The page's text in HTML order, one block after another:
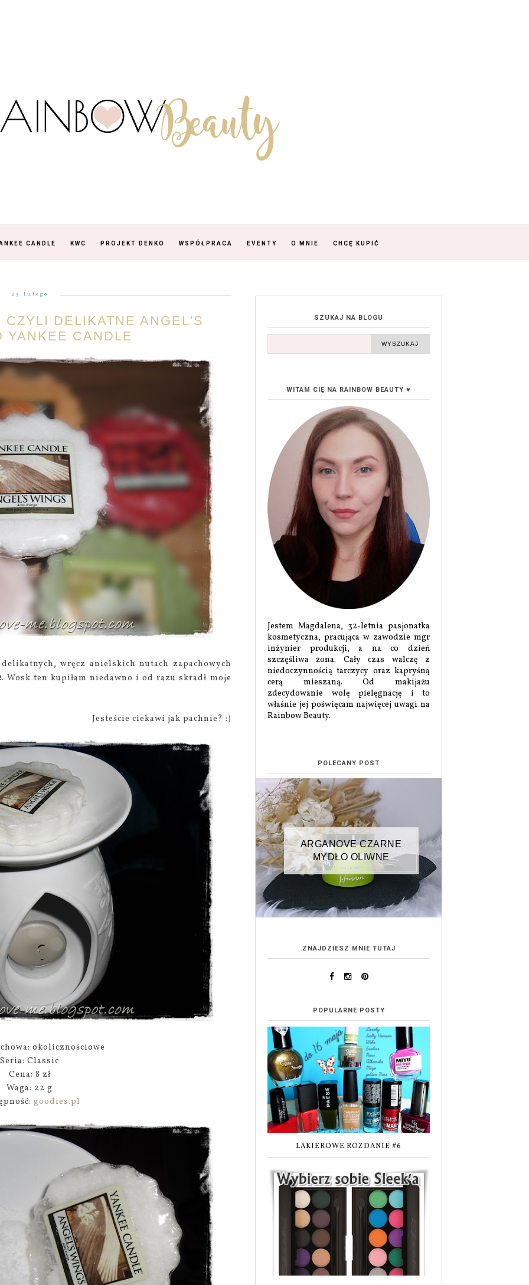
CANDLE KWC PROJEKT DENKO WSPÓŁPRACA EVENTY O MNIE CHCĘ KUPIĆ
25 lutego
DELIKATNE ANGEL'S
YANKEE CANDLE
wręcz anielskich nutach zapachowych
. Wosk ten kupiłam niedawno i od razu skradł moje
Jesteście ciekawi jak pachnie? :)
okolicznościowe
Seria: Classic
Cena: 8 zł
Waga: 22 g
goodies.pl
SZUKAJ NA BLOGU
WITAM CIĘ NA RAINBOW BEAUTY ♥
Jestem Magdalena, 32-letnia pasjonatka
kosmetyczna, pracująca w zawodzie mgr
inżynier produkcji, a na co dzień
szczęśliwa żona. Cały czas walczę z
niedoczynnością tarczycy oraz kapryśną
cerą mieszaną. Od makijażu
zdecydowanie wolę pielęgnację i to
właśnie jej poświęcam najwięcej uwagi na
Rainbow Beauty.
POLECANY POST
ARGANOVE CZARNE
MYDŁO OLIWNE
ZNAJDZIESZ MNIE TUTAJ
POPULARNE POSTY
LAKIEROWE ROZDANIE #6